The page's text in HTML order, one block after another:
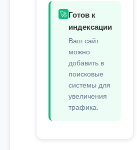
🚀 Готов к
индексации
Ваш сайт
можно
добавить в
поисковые
системы для
увеличения
трафика.